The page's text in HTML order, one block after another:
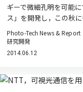
ギーで微細孔明を可能
ス」を開発し，この秋
Photo-Tech News & Report
研究開発
2014.06.12